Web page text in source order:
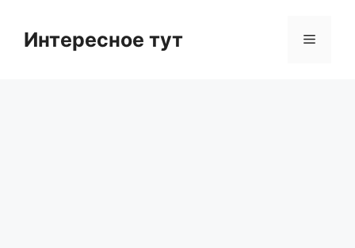
contentИнтересное тут Menu